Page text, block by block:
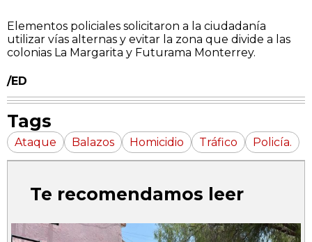
Elementos policiales solicitaron a la ciudadanía
utilizar vías alternas y evitar la zona que divide a las
colonias La Margarita y Futurama Monterrey.
/ED
Tags
Ataque Balazos Homicidio Tráfico Policía.
Te recomendamos leer